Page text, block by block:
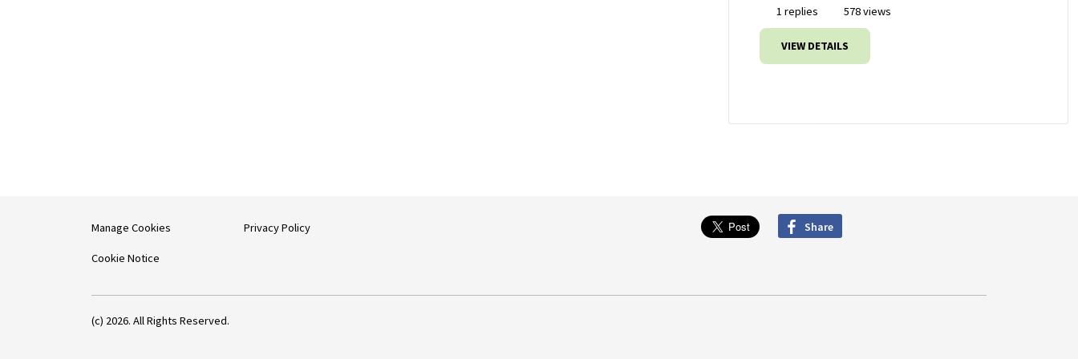
1 replies 578 views
VIEW DETAILS
Manage Cookies
Cookie Notice
Privacy Policy Share
(c) 2026. All Rights Reserved.